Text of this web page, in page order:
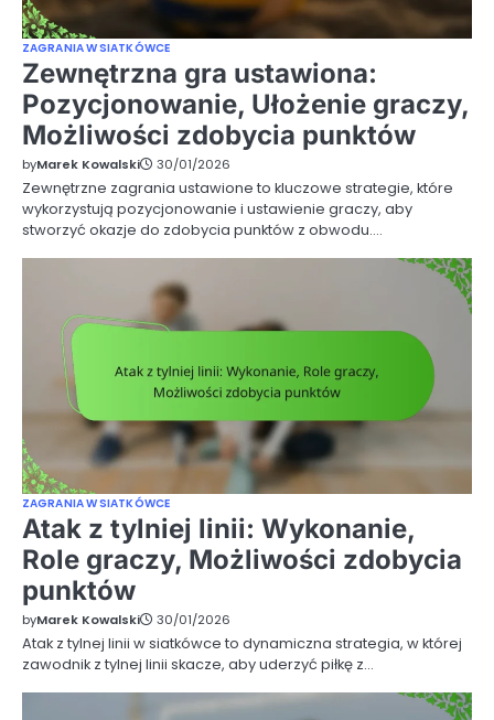
ZAGRANIA W SIATKÓWCE
Zewnętrzna gra ustawiona:
Pozycjonowanie, Ułożenie graczy,
Możliwości zdobycia punktów
byMarek Kowalski 30/01/2026
Zewnętrzne zagrania ustawione to kluczowe strategie, które
wykorzystują pozycjonowanie i ustawienie graczy, aby
stworzyć okazje do zdobycia punktów z obwodu.…
ZAGRANIA W SIATKÓWCE
Atak z tylniej linii: Wykonanie,
Role graczy, Możliwości zdobycia
punktów
byMarek Kowalski 30/01/2026
Atak z tylnej linii w siatkówce to dynamiczna strategia, w której
zawodnik z tylnej linii skacze, aby uderzyć piłkę z…